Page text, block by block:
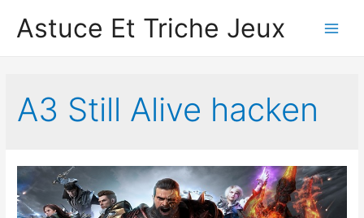
Astuce Et Triche Jeux
A3 Still Alive hacken